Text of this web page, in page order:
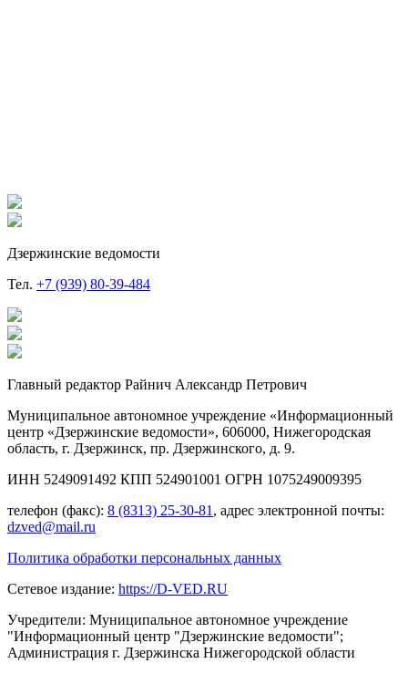
Дзержинские ведомости
Тел. +7 (939) 80-39-484
Главный редактор Райнич Александр Петрович
Муниципальное автономное учреждение «Информационный
центр «Дзержинские ведомости», 606000, Нижегородская
область, г. Дзержинск, пр. Дзержинского, д. 9.
ИНН 5249091492 КПП 524901001 ОГРН 1075249009395
телефон (факс): 8 (8313) 25-30-81 , адрес электронной почты:
dzved@mail.ru
Политика обработки персональных данных
Сетевое издание: https://D-VED.RU
Учредители: Муниципальное автономное учреждение
"Информационный центр "Дзержинские ведомости";
Администрация г. Дзержинска Нижегородской области